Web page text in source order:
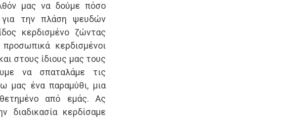
μας να δούμε πόσο
την πλάση ψευδών
κερδισμένο ζώντας
κερδισμένοι
στους ίδιους μας τους
να σπαταλάμε τις
μας ένα παραμύθι, μια
από εμάς. Ας
κερδίσαμε